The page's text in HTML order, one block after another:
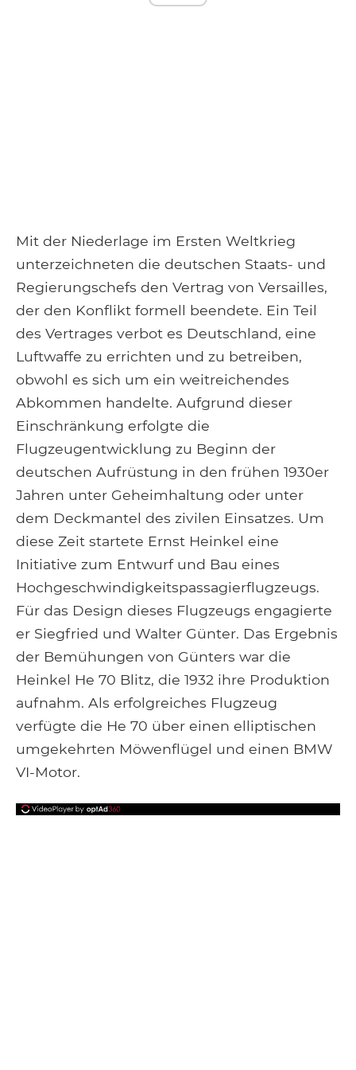
Mit der Niederlage im Ersten Weltkrieg
unterzeichneten die deutschen Staats- und
Regierungschefs den Vertrag von Versailles,
der den Konflikt formell beendete. Ein Teil
des Vertrages verbot es Deutschland, eine
Luftwaffe zu errichten und zu betreiben,
obwohl es sich um ein weitreichendes
Abkommen handelte. Aufgrund dieser
Einschränkung erfolgte die
Flugzeugentwicklung zu Beginn der
deutschen Aufrüstung in den frühen 1930er
Jahren unter Geheimhaltung oder unter
dem Deckmantel des zivilen Einsatzes. Um
diese Zeit startete Ernst Heinkel eine
Initiative zum Entwurf und Bau eines
Hochgeschwindigkeitspassagierflugzeugs.
Für das Design dieses Flugzeugs engagierte
er Siegfried und Walter Günter. Das Ergebnis
der Bemühungen von Günters war die
Heinkel He 70 Blitz, die 1932 ihre Produktion
aufnahm. Als erfolgreiches Flugzeug
verfügte die He 70 über einen elliptischen
umgekehrten Möwenflügel und einen BMW
VI-Motor.